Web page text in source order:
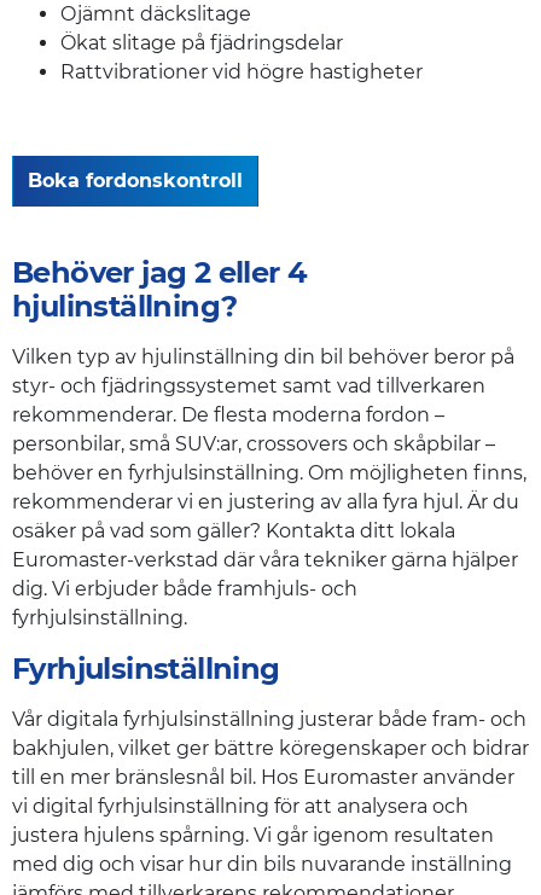
Ojämnt däckslitage
Ökat slitage på fjädringsdelar
Rattvibrationer vid högre hastigheter
Boka fordonskontroll
Behöver jag 2 eller 4
hjulinställning?
Vilken typ av hjulinställning din bil behöver beror på
styr- och fjädringssystemet samt vad tillverkaren
rekommenderar. De flesta moderna fordon –
personbilar, små SUV:ar, crossovers och skåpbilar –
behöver en fyrhjulsinställning. Om möjligheten finns,
rekommenderar vi en justering av alla fyra hjul. Är du
osäker på vad som gäller? Kontakta ditt lokala
Euromaster-verkstad där våra tekniker gärna hjälper
dig. Vi erbjuder både framhjuls- och
fyrhjulsinställning.
Fyrhjulsinställning
Vår digitala fyrhjulsinställning justerar både fram- och
bakhjulen, vilket ger bättre köregenskaper och bidrar
till en mer bränslesnål bil. Hos Euromaster använder
vi digital fyrhjulsinställning för att analysera och
justera hjulens spårning. Vi går igenom resultaten
med dig och visar hur din bils nuvarande inställning